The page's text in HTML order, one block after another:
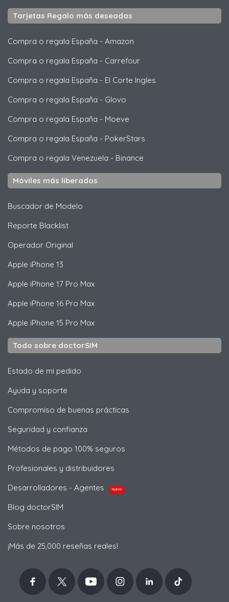
Tarjetas Regalo más deseadas
Compra o regala España - Amazon
Compra o regala España - Carrefour
Compra o regala España - El Corte Ingles
Compra o regala España - Glovo
Compra o regala España - Moeve
Compra o regala España - PokerStars
Compra o regala Venezuela - Binance
Móviles más liberados
Buscador de Modelo
Reporte Blacklist
Operador Original
Apple iPhone 13
Apple iPhone 17 Pro Max
Apple iPhone 16 Pro Max
Apple iPhone 15 Pro Max
Todo sobre doctorSIM
Estado de mi pedido
Ayuda y soporte
Compromiso de buenas prácticas
Seguridad y confianza
Métodos de pago 100% seguros
Profesionales y distribuidores
Desarrolladores - Agentes
NUEVO
Blog doctorSIM
Sobre nosotros
¡Más de 25,000 reseñas reales!